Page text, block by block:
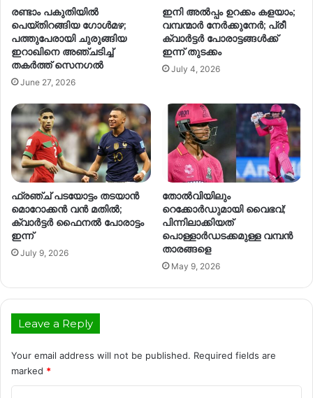
രണ്ടാം പകുതിയിൽ
പെയ്തിറങ്ങിയ ഗോൾമഴ;
പത്തുപേരായി ചുരുങ്ങിയ
ഇറാഖിനെ അഞ്ചടിച്ച്
തകർത്ത് സെനഗൽ
June 27, 2026
ഇനി അൽപ്പം ഉറക്കം കളയാം;
വമ്പന്മാർ നേർക്കുനേർ; പ്രീ
ക്വാർട്ടർ പോരാട്ടങ്ങൾക്ക്
ഇന്ന് തുടക്കം
July 4, 2026
ഫ്രഞ്ച് പടയോട്ടം തടയാൻ
മൊറോക്കൻ വൻ മതിൽ;
ക്വാർട്ടർ ഫൈനൽ പോരാട്ടം
ഇന്ന്
July 9, 2026
തോൽവിയിലും
റെക്കോർഡുമായി വൈഭവ്;
പിന്നിലാക്കിയത്
പൊള്ളാർഡടക്കമുള്ള വമ്പൻ
താരങ്ങളെ
May 9, 2026
Leave a Reply
Your email address will not be published. Required fields are
marked *